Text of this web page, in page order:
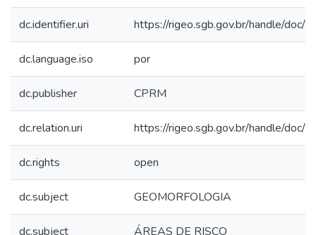
dc.identifier.uri https://rigeo.sgb.gov.br/handle/doc/
dc.language.iso por
dc.publisher CPRM
dc.relation.uri https://rigeo.sgb.gov.br/handle/doc/
dc.rights open
dc.subject GEOMORFOLOGIA
dc.subject ÁREAS DE RISCO